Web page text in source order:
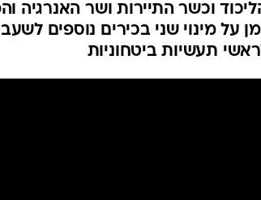
וכשר התיירות ושר האנרגיה
על מינוי שני בכירים נוספים
תעשיות ביטחוניות